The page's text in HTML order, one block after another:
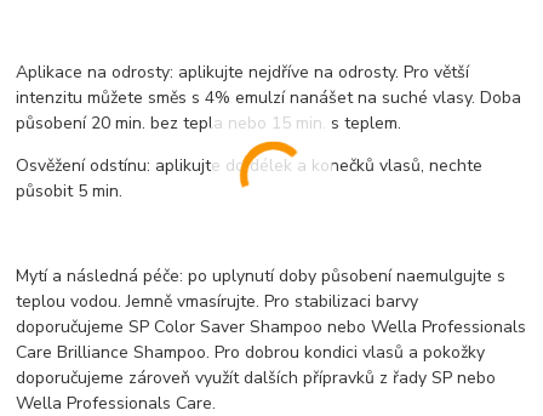
Aplikace na odrosty: aplikujte nejdříve na odrosty. Pro větší
intenzitu můžete směs s 4% emulzí nanášet na suché vlasy. Doba
působení 20 min. bez tepla nebo 15 min. s teplem.
Osvěžení odstínu: aplikujte do délek a konečků vlasů, nechte
působit 5 min.
Mytí a následná péče: po uplynutí doby působení naemulgujte s
teplou vodou. Jemně vmasírujte. Pro stabilizaci barvy
doporučujeme SP Color Saver Shampoo nebo Wella Professionals
Care Brilliance Shampoo. Pro dobrou kondici vlasů a pokožky
doporučujeme zároveň využít dalších přípravků z řady SP nebo
Wella Professionals Care.